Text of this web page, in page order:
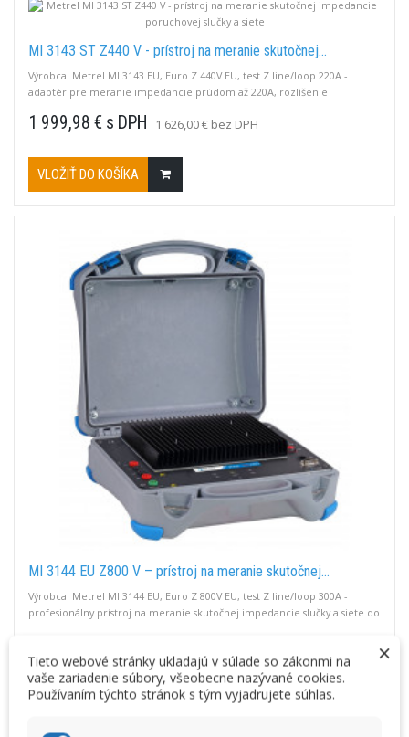
MI 3143 ST Z440 V - prístroj na meranie skutočnej...
Výrobca: Metrel MI 3143 EU, Euro Z 440V EU, test Z line/loop 220A -
adaptér pre meranie impedancie prúdom až 220A, rozlíšenie
MI3155, MI3325, alebo s chytrým telefónom s aplikáciou aMESM.
1 999,98 € s DPH 1 626,00 € bez DPH
VLOŽIŤ DO KOŠÍKA
MI 3144 EU Z800 V – prístroj na meranie skutočnej...
Výrobca: Metrel MI 3144 EU, Euro Z 800V EU, test Z line/loop 300A -
profesionálny prístroj na meranie skutočnej impedancie slučky a siete do
VLOŽIŤ DO KOŠÍKA
×
Tieto webové stránky ukladajú v súlade so zákonmi na
vaše zariadenie súbory, všeobecne nazývané cookies.
Používaním týchto stránok s tým vyjadrujete súhlas.